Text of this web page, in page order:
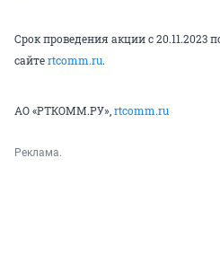
Срок проведения акции с 20.11.2023
сайтеrtcomm.ru.
АО «РТКОММ.РУ», rtcomm.ru
Реклама.